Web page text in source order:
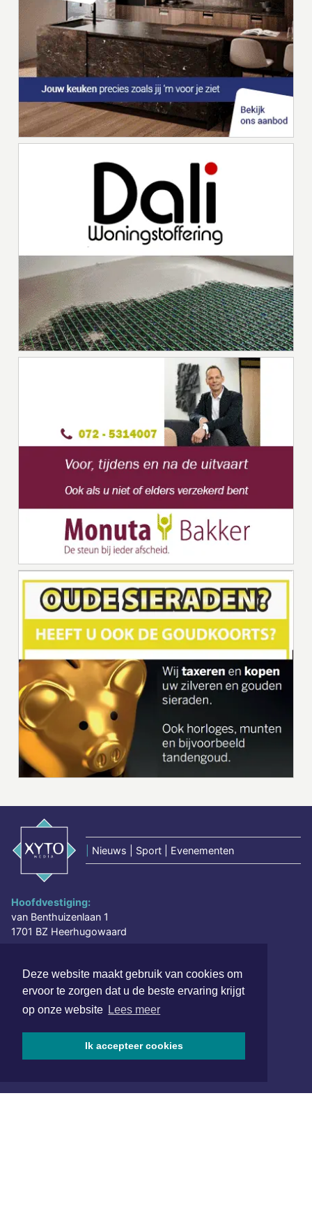
Deze website maakt gebruik van cookies om
ervoor te zorgen dat u de beste ervaring krijgt
op onze website Lees meer
Ik accepteer cookies
Nieuws | Sport | Evenementen
Hoofdvestiging:
van Benthuizenlaan 1
1701 BZ Heerhugowaard
redactie@xyto.nl
www.xyto.nl
SOCIAL MEDIA